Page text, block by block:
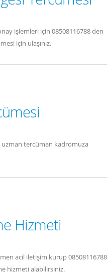
işlemleri için 08508116788 den
için ulaşınız.
uzman tercüman kadromuza
Hizmeti
acil iletişim kurup 08508116788
hizmeti alabilirsiniz.